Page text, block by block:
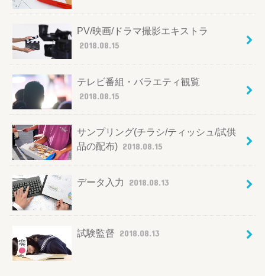
PV/映画/ドラマ撮影エキストラ
2018.08.15
テレビ番組・バラエティ観覧
2018.08.15
サンプリング(チラシ/ティッシュ/試供
品の配布) 2018.08.15
データ入力 2018.08.13
試験監督 2018.08.13